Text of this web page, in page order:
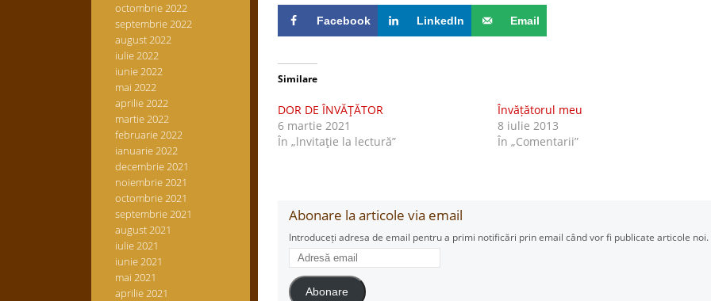
octombrie 2022
septembrie 2022
august 2022
iulie 2022
iunie 2022
mai 2022
aprilie 2022
martie 2022
februarie 2022
ianuarie 2022
decembrie 2021
noiembrie 2021
octombrie 2021
septembrie 2021
august 2021
iulie 2021
iunie 2021
mai 2021
aprilie 2021
Facebook LinkedIn Email
Similare
DOR DE ÎNVĂŢĂTOR
6 martie 2021
În „lnvitaţie la lectură”
Învățătorul meu
8 iulie 2013
În „Comentarii”
Abonare la articole via email
Introduceți adresa de email pentru a primi notificări prin email când vor fi publicate articole noi.
Adresă
email
Abonare